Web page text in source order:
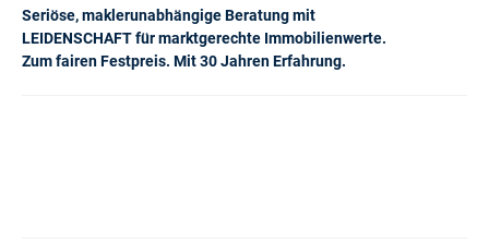
Seriöse, maklerunabhängige Beratung mit
LEIDENSCHAFT für marktgerechte Immobilienwerte.
Zum fairen Festpreis. Mit 30 Jahren Erfahrung.